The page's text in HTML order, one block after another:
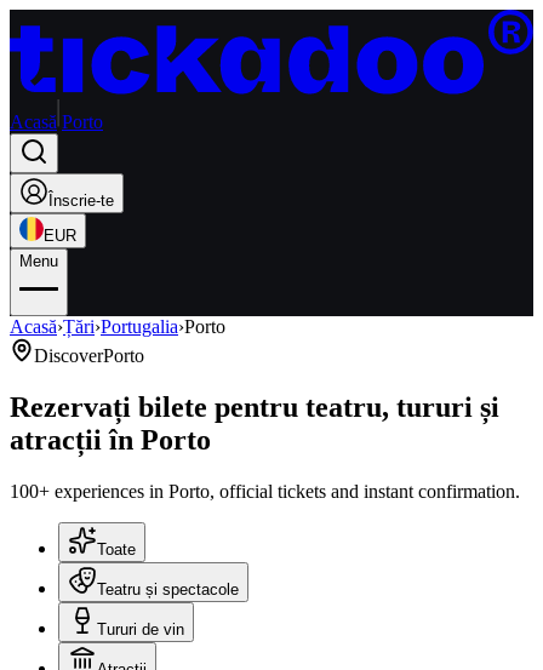
Acasă Porto
Înscrie-te
EUR
Menu
Acasă›Țări›Portugalia›Porto
DiscoverPorto
Rezervați bilete pentru teatru, tururi și
atracții în Porto
100+ experiences in Porto, official tickets and instant confirmation.
Toate
Teatru și spectacole
Tururi de vin